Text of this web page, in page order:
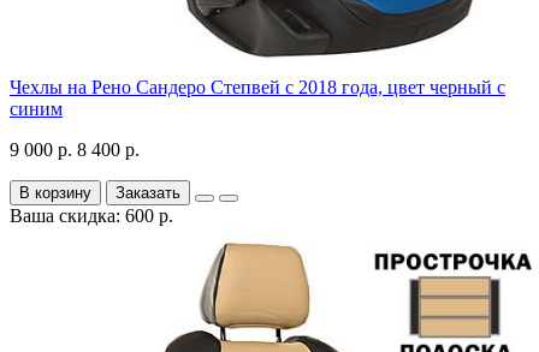
Чехлы на Рено Сандеро Степвей с 2018 года, цвет черный с
синим
9 000 р. 8 400 р.
В корзину Заказать
Ваша скидка: 600 р.